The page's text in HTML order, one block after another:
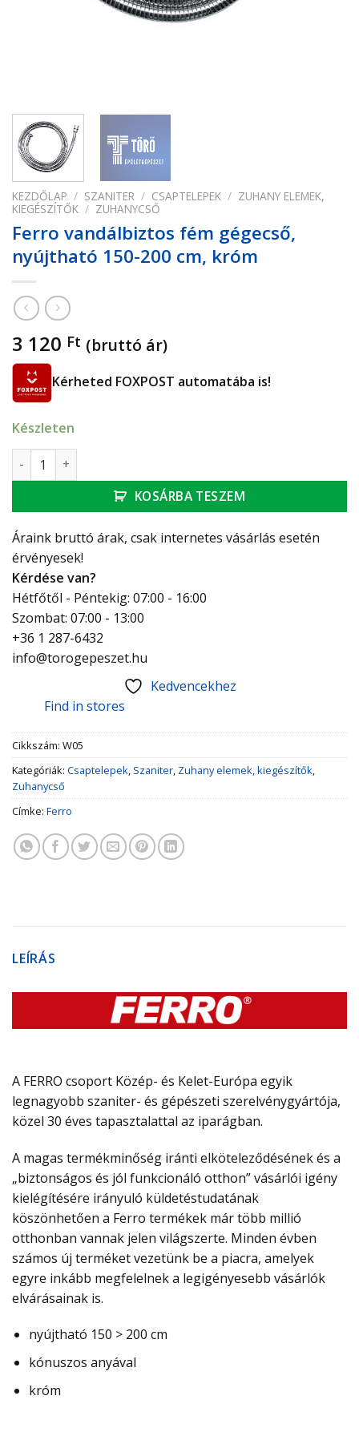
KEZDŐLAP / SZANITER / CSAPTELEPEK / ZUHANY ELEMEK,
KIEGÉSZÍTŐK / ZUHANYCSŐ
Ferro vandálbiztos fém gégecső,
nyújtható 150-200 cm, króm
3 120 Ft (bruttó ár)
Kérheted FOXPOST automatába is!
Készleten
Ferro vandálbiztos fém gégecső, nyújtható 150-200 cm,
KOSÁRBA TESZEM
Áraink bruttó árak, csak internetes vásárlás esetén
érvényesek!
Kérdése van?
Hétfőtől - Péntekig: 07:00 - 16:00
Szombat: 07:00 - 13:00
+36 1 287-6432
info@torogepeszet.hu
Kedvencekhez
Find in stores
Cikkszám: W05
Kategóriák: Csaptelepek, Szaniter, Zuhany elemek, kiegészítők,
Zuhanycső
Címke: Ferro
LEÍRÁS
A FERRO csoport Közép- és Kelet-Európa egyik
legnagyobb szaniter- és gépészeti szerelvénygyártója,
közel 30 éves tapasztalattal az iparágban.
A magas termékminőség iránti elköteleződésének és a
„biztonságos és jól funkcionáló otthon” vásárlói igény
kielégítésére irányuló küldetéstudatának
köszönhetően a Ferro termékek már több millió
otthonban vannak jelen világszerte. Minden évben
számos új terméket vezetünk be a piacra, amelyek
egyre inkább megfelelnek a legigényesebb vásárlók
elvárásainak is.
nyújtható 150 > 200 cm
kónuszos anyával
króm